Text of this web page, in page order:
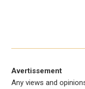
Avertissement
Any views and